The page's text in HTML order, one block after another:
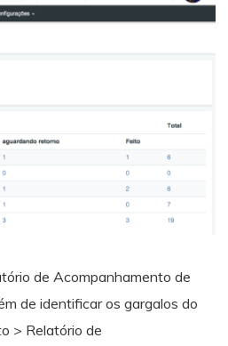
de Acompanhamento de
de identificar os gargalos do
> Relatório de